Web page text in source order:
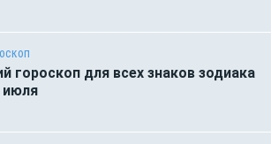
гороскоп для всех знаков зодиака
июля